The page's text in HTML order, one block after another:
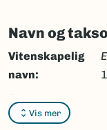
Navn og
Vis mer
Vitenskapelig
navn:
Synonymer:
Bokmål:Ingen